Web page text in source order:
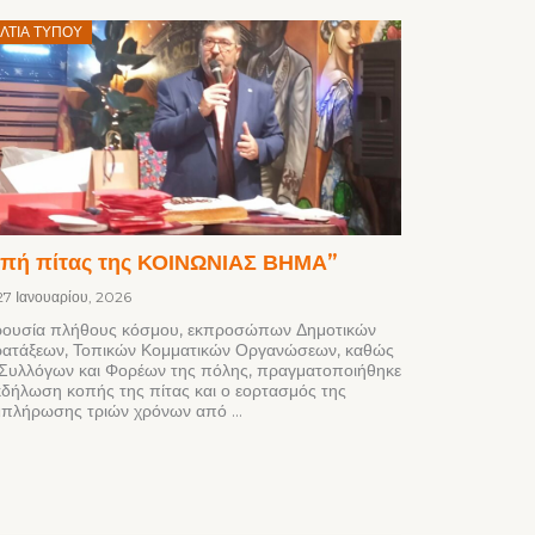
ΤΎΠΟΥ
πίτας της ΚΟΙΝΩΝΙΑΣ ΒΗΜΑ”
on
Ιανουαρίου, 2026
πλήθους κόσμου, εκπροσώπων Δημοτικών
Τοπικών Κομματικών Οργανώσεων, καθώς
Συλλόγων και Φορέων της πόλης, πραγματοποιήθηκε
κοπής της πίτας και ο εορτασμός της
τριών χρόνων από ...